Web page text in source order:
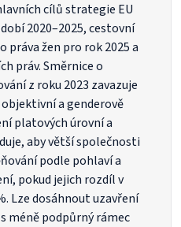
cílů strategie EU
2020–2025, cestovní
práva žen pro rok 2025 a
práv. Směrnice o
z roku 2023 zavazuje
a genderově
platových úrovní a
aby větší společnosti
podle pohlaví a
pokud jejich rozdíl v
Lze dosáhnout uzavření
méně podpůrný rámec